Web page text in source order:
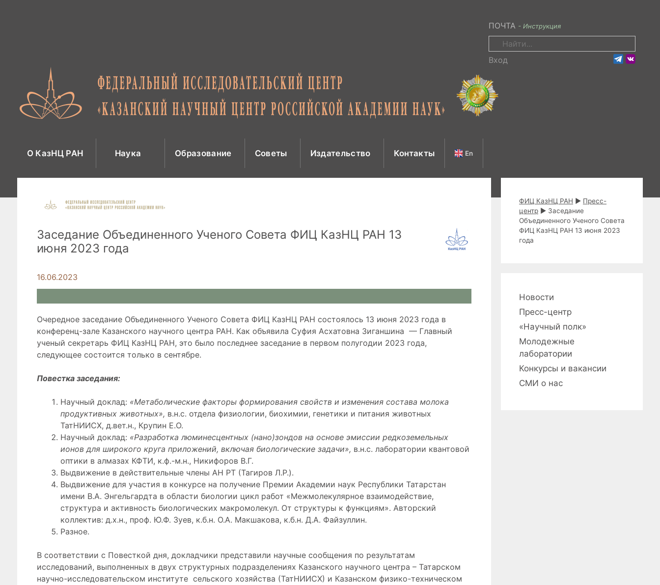
ПОЧТА - Инструкция
Поиск:
Вход
О КазНЦ РАН Наука Образование Советы Издательство Контакты En
Заседание Объединенного Ученого Совета ФИЦ КазНЦ РАН 13
июня 2023 года
16.06.2023
Очередное заседание Объединенного Ученого Совета ФИЦ КазНЦ РАН состоялось 13 июня 2023 года в
конференц-зале Казанского научного центра РАН. Как объявила Суфия Асхатовна Зиганшина — Главный
ученый секретарь ФИЦ КазНЦ РАН, это было последнее заседание в первом полугодии 2023 года,
следующее состоится только в сентябре.
Повестка заседания:
Научный доклад: «Метаболические факторы формирования свойств и изменения состава молока
продуктивных животных», в.н.с. отдела физиологии, биохимии, генетики и питания животных
ТатНИИСХ, д.вет.н., Крупин Е.О.
Научный доклад: «Разработка люминесцентных (нано)зондов на основе эмиссии редкоземельных
ионов для широкого круга приложений, включая биологические задачи», в.н.с. лаборатории квантовой
оптики в алмазах КФТИ, к.ф.-м.н., Никифоров В.Г.
Выдвижение в действительные члены АН РТ (Тагиров Л.Р.).
Выдвижение для участия в конкурсе на получение Премии Академии наук Республики Татарстан
имени В.А. Энгельгардта в области биологии цикл работ «Межмолекулярное взаимодействие,
структура и активность биологических макромолекул. От структуры к функциям». Авторский
коллектив: д.х.н., проф. Ю.Ф. Зуев, к.б.н. О.А. Макшакова, к.б.н. Д.А. Файзуллин.
Разное.
В соответствии с Повесткой дня, докладчики представили научные сообщения по результатам
исследований, выполненных в двух структурных подразделениях Казанского научного центра – Татарском
научно-исследовательском институте сельского хозяйства (ТатНИИСХ) и Казанском физико-техническом
ФИЦ КазНЦ РАН ► Пресс-
центр ► Заседание
Объединенного Ученого Совета
ФИЦ КазНЦ РАН 13 июня 2023
года
Новости
Пресс-центр
«Научный полк»
Молодежные
лаборатории
Конкурсы и вакансии
СМИ о нас